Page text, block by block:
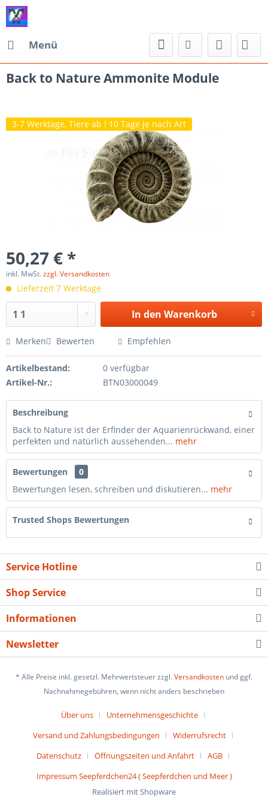
Menü
Back to Nature Ammonite Module
3-7 Werktage, Tiere ab ! 10 Tage je nach Art
50,27 € *
inkl. MwSt.zzgl. Versandkosten
Lieferzeit 7 Werktage
In den Warenkorb
Merken Bewerten Empfehlen
Artikelbestand:
0 verfügbar
Artikel-Nr.:
BTN03000049
Beschreibung
Back to Nature ist der Erfinder der Aquarienrückwand, einer
perfekten und natürlich aussehenden... mehr
Bewertungen
0
Bewertungen lesen, schreiben und diskutieren... mehr
Trusted Shops Bewertungen
Service Hotline
Shop Service
Informationen
Newsletter
* Alle Preise inkl. gesetzl. Mehrwertsteuer zzgl.Versandkosten und ggf.
Nachnahmegebühren, wenn nicht anders beschrieben
Über uns
Unternehmensgeschichte
Versand und Zahlungsbedingungen
Widerrufsrecht
Datenschutz
Öffnungszeiten und Anfahrt
AGB
Impressum Seepferdchen24 ( Seepferdchen und Meer )
Realisiert mit Shopware